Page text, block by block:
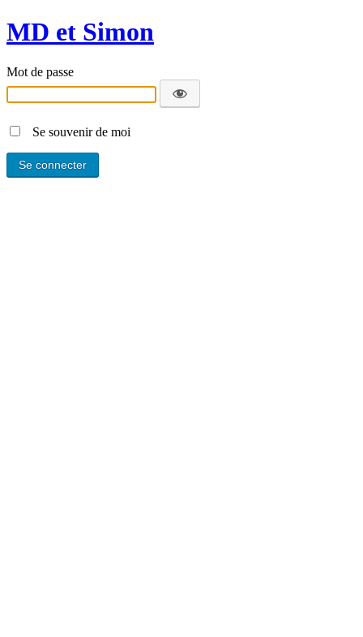
MD et Simon
Mot de passe
Se souvenir de moi